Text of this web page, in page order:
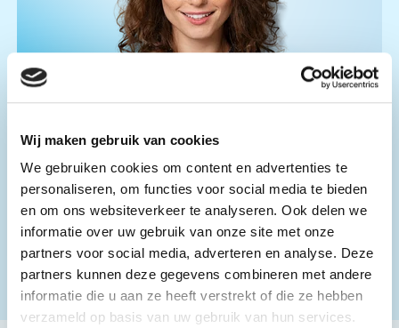
Wij maken gebruik van cookies
We gebruiken cookies om content en advertenties te
personaliseren, om functies voor social media te bieden
en om ons websiteverkeer te analyseren. Ook delen we
informatie over uw gebruik van onze site met onze
partners voor social media, adverteren en analyse. Deze
partners kunnen deze gegevens combineren met andere
informatie die u aan ze heeft verstrekt of die ze hebben
verzameld op basis van uw gebruik van hun services.
Meer weten over dit project?
Neem contact op met ons op.
+31 (0) 182 555000
info@tss.nl